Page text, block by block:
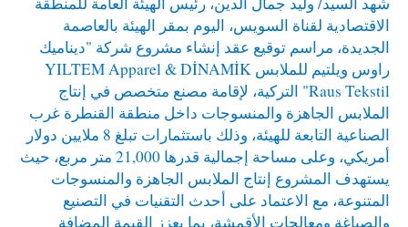
الاقتصادية لقناة السويس، اليوم بمقر الهيئة بالعاصمة
الجديدة، مراسم توقيع عقد إنشاء مشروع شركة "ديناميك
راوس ويلتيم للملابس YILTEM Apparel & DİNAMİK
Raus Tekstil" التركية، لإقامة مصنع متخصص في إنتاج
الملابس الجاهزة والمنسوجات داخل منطقة القنطرة غرب
الصناعية التابعة للهيئة، وذلك باستثمارات تبلغ 8 ملايين دولار
أمريكي، وعلى مساحة إجمالية قدرها 21,000 متر مربع، حيث
يستهدف المشروع إنتاج الملابس الجاهزة والمنسوجات
المتنوعة، مع الاعتماد على أحدث التقنيات في التصنيع
والصباغة ومعالجات الأقمشة، بما يعزز القيمة المضافة